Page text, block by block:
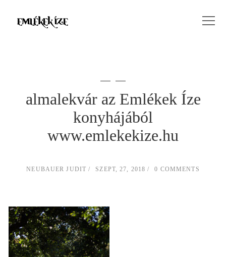
almalekvár az Emlékek Íze
konyhájából
www.emlekekize.hu
NEUBAUER JUDIT SZEPT, 27, 2018 0 COMMENTS